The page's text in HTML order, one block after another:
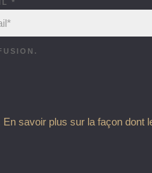
*
En savoir plus sur la façon dont